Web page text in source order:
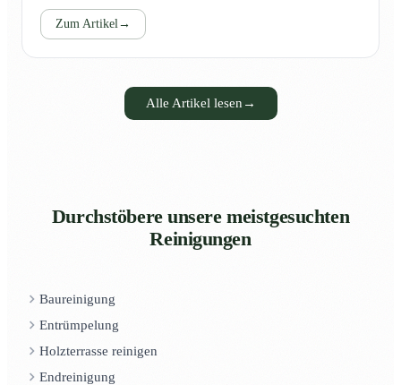
Zum Artikel →
Alle Artikel lesen →
Durchstöbere unsere meistgesuchten
Reinigungen
Baureinigung
Entrümpelung
Holzterrasse reinigen
Endreinigung